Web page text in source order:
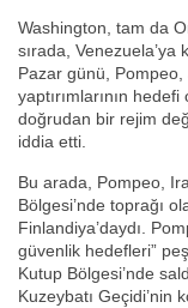
Washington, tam da
sırada,
Pazar günü, Pompeo,
yaptırımlarının
doğrudan bir rejim
iddia etti.
Bu arada, Pompeo,
Bölgesi’nde toprağı
Finlandiya’daydı.
güvenlik hedefleri”
Kutup Bölgesi’nde
Kuzeybatı Geçidi’nin